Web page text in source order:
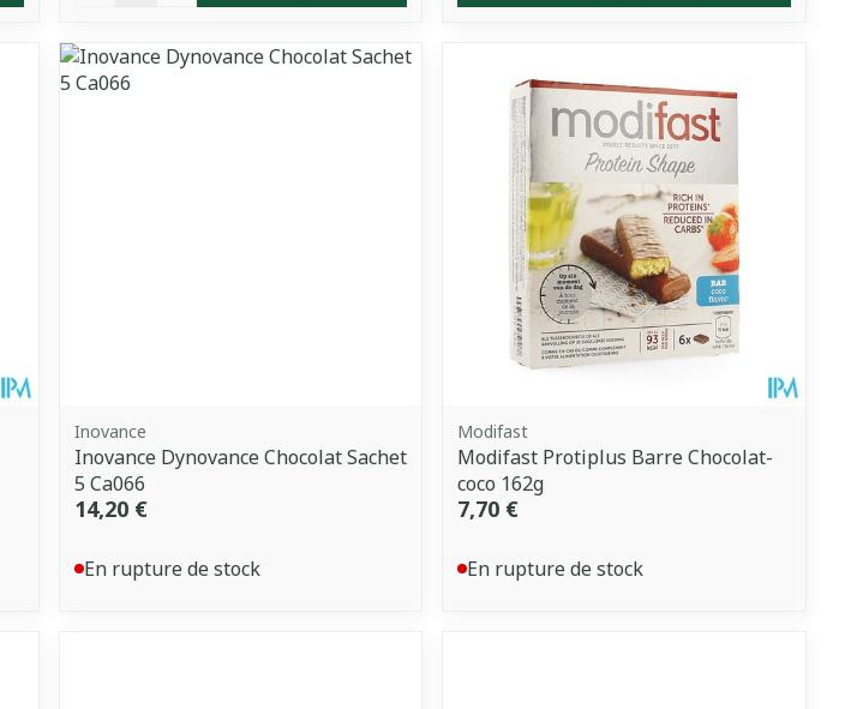
Inovance
Inovance Dynovance Chocolat Sachet
5 Ca066
14,20 €
En rupture de stock
Modifast
Modifast Protiplus Barre Chocolat-
coco 162g
7,70 €
En rupture de stock